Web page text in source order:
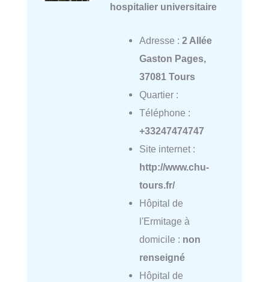
hospitalier universitaire
Adresse : 2 Allée
Gaston Pages,
37081 Tours
Quartier :
Téléphone :
+33247474747
Site internet :
http://www.chu-
tours.fr/
Hôpital de
l'Ermitage à
domicile : non
renseigné
Hôpital de